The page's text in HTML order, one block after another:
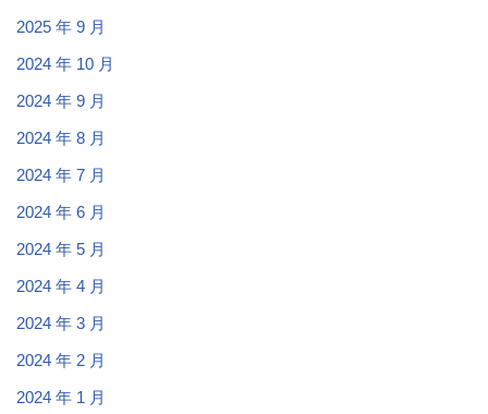
2025 年 9 月
2024 年 10 月
2024 年 9 月
2024 年 8 月
2024 年 7 月
2024 年 6 月
2024 年 5 月
2024 年 4 月
2024 年 3 月
2024 年 2 月
2024 年 1 月